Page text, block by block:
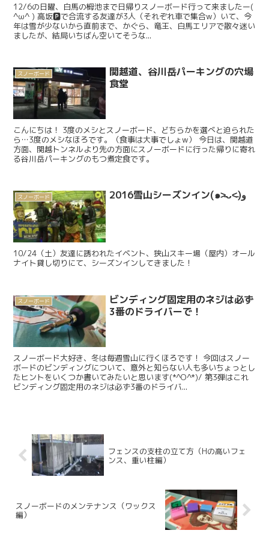
12/6の日曜、白馬の栂池まで日帰りスノーボード行って来ましたー(
^ω^ ) 高坂🅿️で合流する友達が3人（それぞれ車で集合w）いて、今
年は雪が少ないから直前まで、かぐら、竜王、白馬エリアで散々迷い
ましたが、結局いちばん空いてそうな...
スノーボード
関越道、谷川岳パーキングの穴場
食堂
こんにちは！ 3度のメシとスノーボード、どちらかを選べと迫られた
ら…3度のメシなほろです。（食事は大事でしょw） 今日は、関越道
方面、関越トンネルより先の方面にスノーボードに行った帰りに寄れ
る谷川岳パーキングのもつ煮定食です。
スノーボード 2016雪山シーズンイン(๑˃̵ᴗ˂̵)و
10/24（土）友達に誘われたイベント、狭山スキー場（屋内）オール
ナイト貸し切りにて、シーズンインしてきました！
スノーボード
ビンディング固定用のネジは必ず
3番のドライバーで！
スノーボード大好き、冬は毎週雪山に行くほろです！ 今回はスノー
ボードのビンディングについて、意外と知らない人も多いちょっとし
たヒントをいくつか書いてみたいと思います(*^O^*)/ 第3弾はこれ
ビンディング固定用のネジは必ず3番のドライバ...
フェンスの支柱の立て方（Hの高いフェ
ンス、重い柱編）
スノーボードのメンテナンス（ワックス
編）